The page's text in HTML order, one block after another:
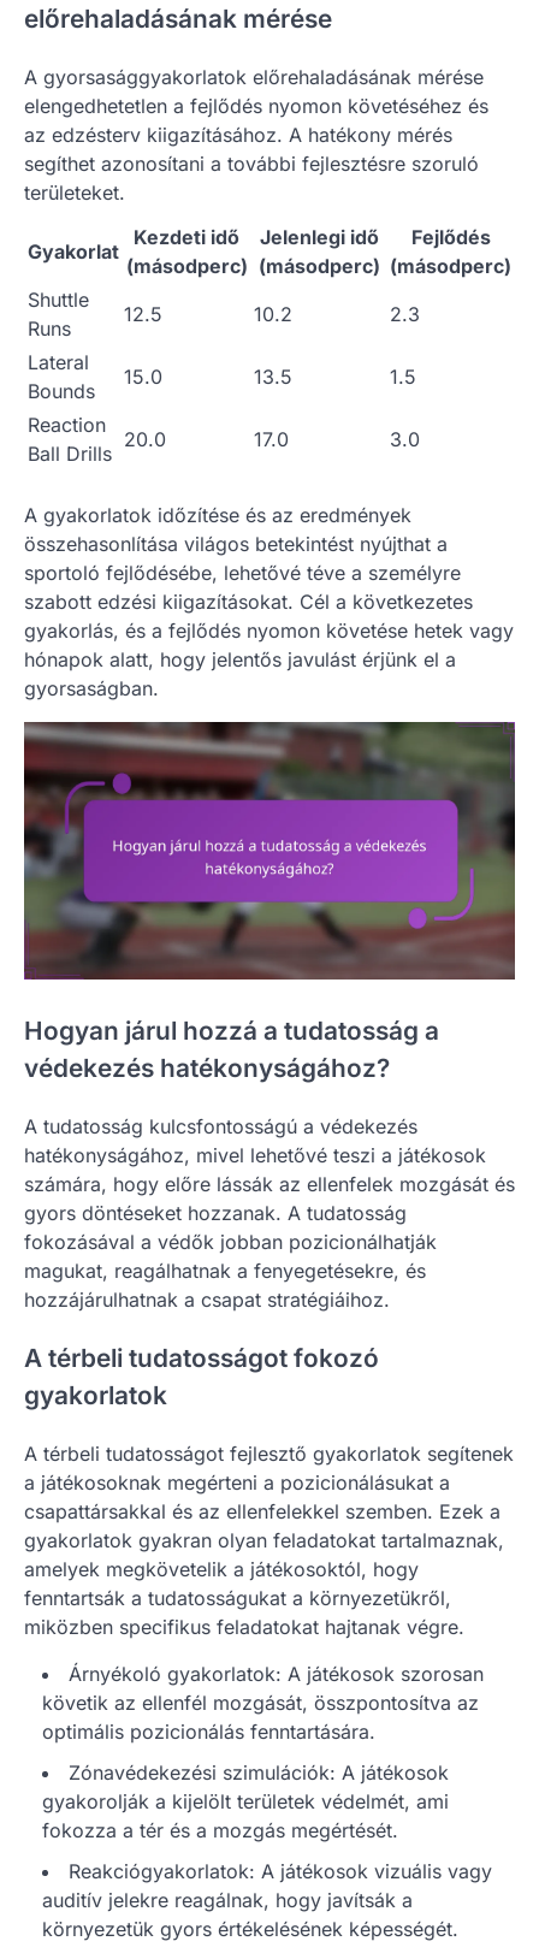
előrehaladásának mérése
A gyorsasággyakorlatok előrehaladásának mérése
elengedhetetlen a fejlődés nyomon követéséhez és
az edzésterv kiigazításához. A hatékony mérés
segíthet azonosítani a további fejlesztésre szoruló
területeket.
Gyakorlat
Kezdeti idő
(másodperc)
Jelenlegi idő
(másodperc)
Fejlődés
(másodperc)
Shuttle
Runs
12.5 10.2
2.3
Lateral
Bounds
15.0 13.5
1.5
Reaction
Ball Drills
20.0 17.0 3.0
A gyakorlatok időzítése és az eredmények
összehasonlítása világos betekintést nyújthat a
sportoló fejlődésébe, lehetővé téve a személyre
szabott edzési kiigazításokat. Cél a következetes
gyakorlás, és a fejlődés nyomon követése hetek vagy
hónapok alatt, hogy jelentős javulást érjünk el a
gyorsaságban.
Hogyan járul hozzá a tudatosság a
védekezés hatékonyságához?
A tudatosság kulcsfontosságú a védekezés
hatékonyságához, mivel lehetővé teszi a játékosok
számára, hogy előre lássák az ellenfelek mozgását és
gyors döntéseket hozzanak. A tudatosság
fokozásával a védők jobban pozicionálhatják
magukat, reagálhatnak a fenyegetésekre, és
hozzájárulhatnak a csapat stratégiáihoz.
A térbeli tudatosságot fokozó
gyakorlatok
A térbeli tudatosságot fejlesztő gyakorlatok segítenek
a játékosoknak megérteni a pozicionálásukat a
csapattársakkal és az ellenfelekkel szemben. Ezek a
gyakorlatok gyakran olyan feladatokat tartalmaznak,
amelyek megkövetelik a játékosoktól, hogy
fenntartsák a tudatosságukat a környezetükről,
miközben specifikus feladatokat hajtanak végre.
Árnyékoló gyakorlatok: A játékosok szorosan
követik az ellenfél mozgását, összpontosítva az
optimális pozicionálás fenntartására.
Zónavédekezési szimulációk: A játékosok
gyakorolják a kijelölt területek védelmét, ami
fokozza a tér és a mozgás megértését.
Reakciógyakorlatok: A játékosok vizuális vagy
auditív jelekre reagálnak, hogy javítsák a
környezetük gyors értékelésének képességét.